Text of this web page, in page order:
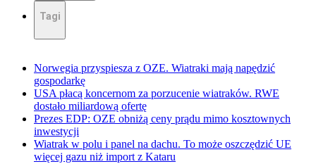
Tagi
Norwegia przyspiesza z OZE. Wiatraki mają napędzić
gospodarkę
USA płacą koncernom za porzucenie wiatraków. RWE
dostało miliardową ofertę
Prezes EDP: OZE obniżą ceny prądu mimo kosztownych
inwestycji
Wiatrak w polu i panel na dachu. To może oszczędzić UE
więcej gazu niż import z Kataru